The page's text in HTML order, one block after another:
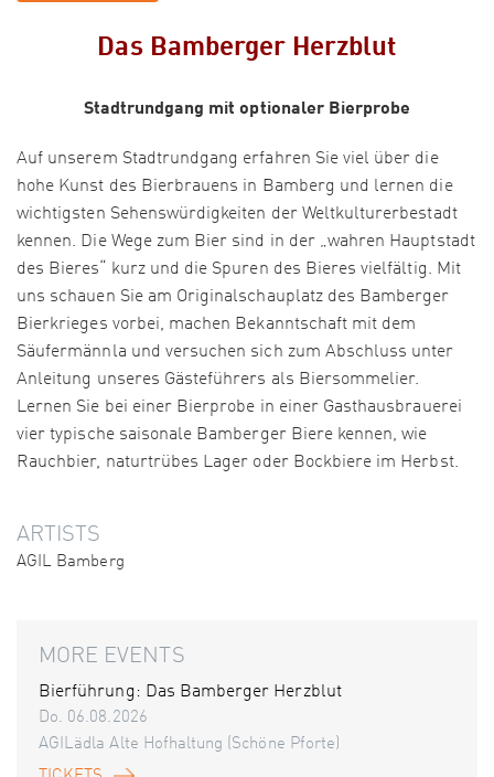
Das Bamberger Herzblut
Stadtrundgang mit optionaler Bierprobe
Auf unserem Stadtrundgang erfahren Sie viel über die
hohe Kunst des Bierbrauens in Bamberg und lernen die
wichtigsten Sehenswürdigkeiten der Weltkulturerbestadt
kennen. Die Wege zum Bier sind in der „wahren Hauptstadt
des Bieres“ kurz und die Spuren des Bieres vielfältig. Mit
uns schauen Sie am Originalschauplatz des Bamberger
Bierkrieges vorbei, machen Bekanntschaft mit dem
Säufermännla und versuchen sich zum Abschluss unter
Anleitung unseres Gästeführers als Biersommelier.
Lernen Sie bei einer Bierprobe in einer Gasthausbrauerei
vier typische saisonale Bamberger Biere kennen, wie
Rauchbier, naturtrübes Lager oder Bockbiere im Herbst.
ARTISTS
AGIL Bamberg
MORE EVENTS
Bierführung: Das Bamberger Herzblut
Do. 06.08.2026
AGILädla Alte Hofhaltung (Schöne Pforte)